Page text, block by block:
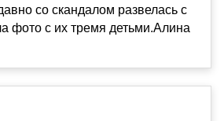
со скандалом развелась с
фото с их тремя детьми.Алина